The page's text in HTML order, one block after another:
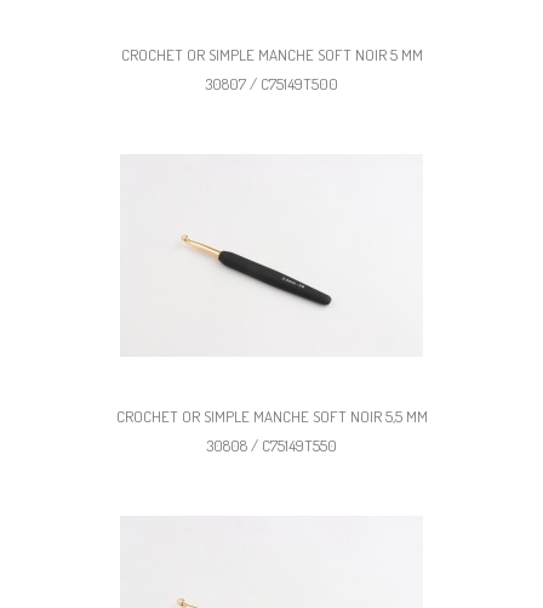
CROCHET OR SIMPLE MANCHE SOFT NOIR 5 MM
30807 / C75149T500
CROCHET OR SIMPLE MANCHE SOFT NOIR 5,5 MM
30808 / C75149T550